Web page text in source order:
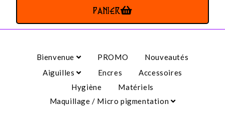
PANIER
Bienvenue PROMO
Nouveautés
Aiguilles
Encres
Accessoires
Hygiène
Matériels
Maquillage / Micro pigmentation